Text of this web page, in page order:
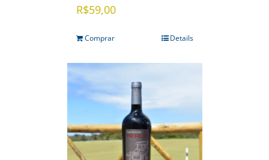
R$59,00
Comprar Details